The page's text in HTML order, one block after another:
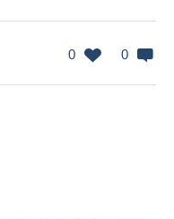
0 0